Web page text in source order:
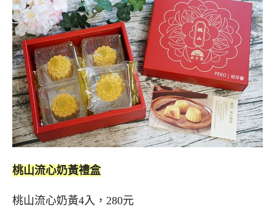
桃山流心奶黃禮盒
桃山流心奶黃4入，280元